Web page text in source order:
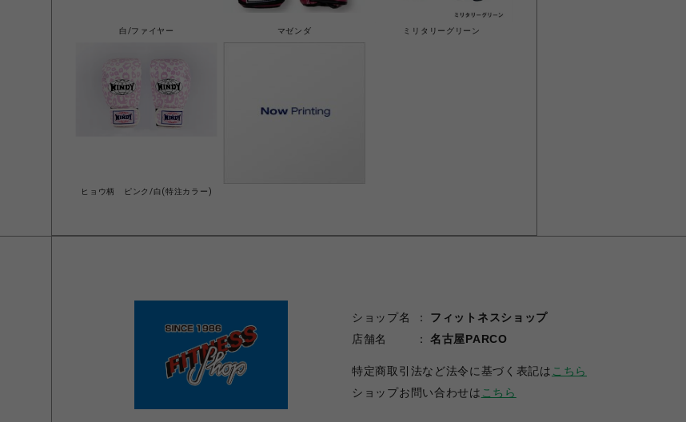
白/ファイヤー マゼンダ ミリタリーグリーン
ヒョウ柄 ピンク/白(特注カラー)
ショップ名
フィットネスショップ
店舗名
名古屋PARCO
特定商取引法など法令に基づく表記は こちら
ショップお問い合わせは こちら